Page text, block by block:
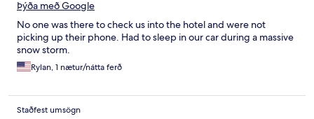
Þýða með Google
No one was there to check us into the hotel and were not
picking up their phone. Had to sleep in our car during a massive
snow storm.
Rylan, 1 nætur/nátta ferð
Staðfest umsögn